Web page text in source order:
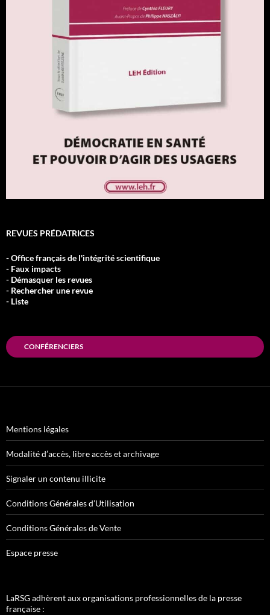
REVUES PRÉDATRICES
- Office français de l'intégrité scientifique
- Faux impacts
- Démasquer les revues
- Rechercher une revue
- Liste
CONFÉRENCIERS
Mentions légales
Modalité d’accès, libre accès et archivage
Signaler un contenu illicite
Conditions Générales d’Utilisation
Conditions Générales de Vente
Espace presse
LaRSG adhèrent aux organisations professionnelles de la presse
française :